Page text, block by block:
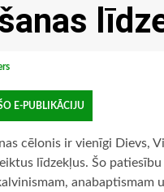
E-PUBLIKĀCIJU
cēlonis ir vienīgi Dievs,
līdzekļus. Šo
anabaptismam